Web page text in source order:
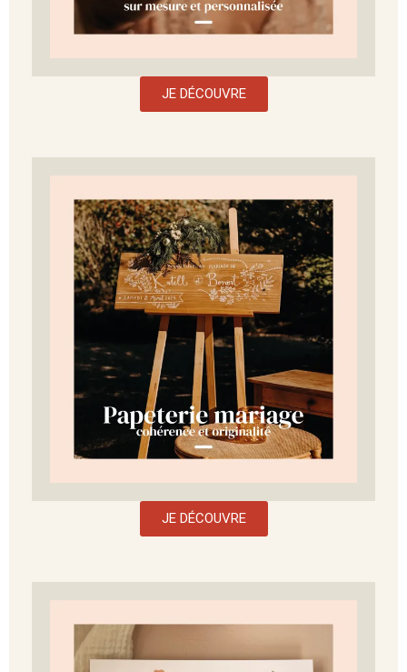
JE DÉCOUVRE
JE DÉCOUVRE